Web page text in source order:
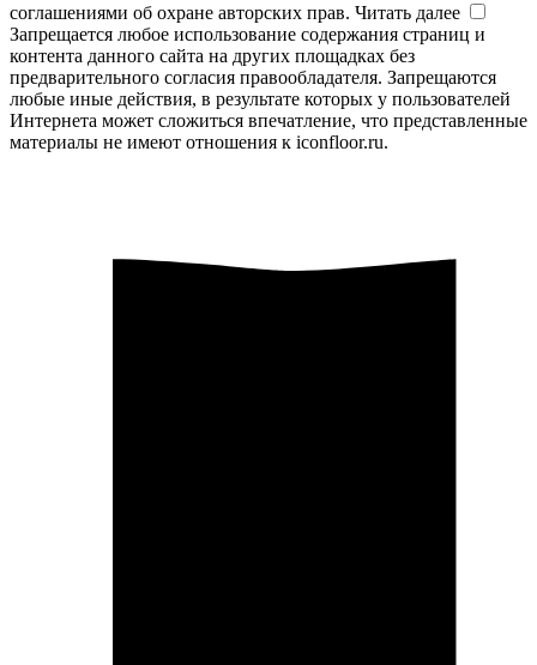
соглашениями об охране авторских прав. Читать далее
Запрещается любое использование содержания страниц и
контента данного сайта на других площадках без
предварительного согласия правообладателя. Запрещаются
любые иные действия, в результате которых у пользователей
Интернета может сложиться впечатление, что представленные
материалы не имеют отношения к iconfloor.ru.